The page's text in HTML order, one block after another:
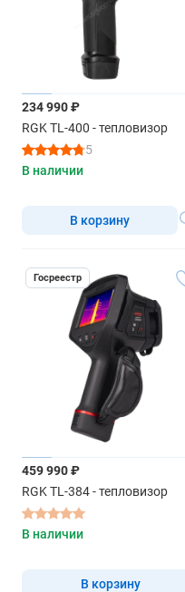
234 990 ₽
RGK TL-400 - тепловизор
5
В наличии
В корзину
Госреестр
459 990 ₽
RGK TL-384 - тепловизор
В наличии
В корзину